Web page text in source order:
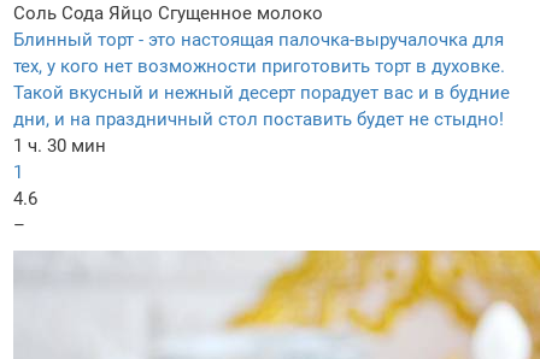
Соль Сода Яйцо Сгущенное молоко
Блинный торт - это настоящая палочка-выручалочка для
тех, у кого нет возможности приготовить торт в духовке.
Такой вкусный и нежный десерт порадует вас и в будние
дни, и на праздничный стол поставить будет не стыдно!
1 ч. 30 мин
1
4.6
–